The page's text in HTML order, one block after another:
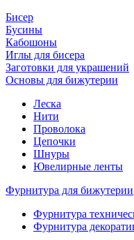
Бисер
Бусины
Кабошоны
Иглы для бисера
Заготовки для украшений
Основы для бижутерии
Леска
Нити
Проволока
Цепочки
Шнуры
Ювелирные ленты
Фурнитура для бижутерии
Фурнитура
Фурнитура